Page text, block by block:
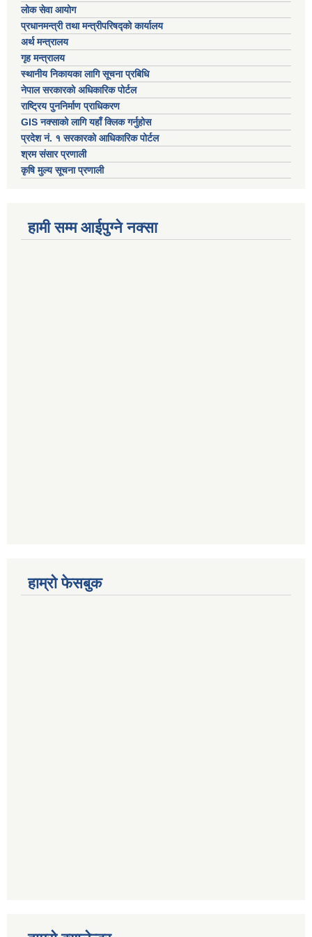
लोक सेवा आयोग
प्रधानमन्त्री तथा मन्त्रीपरिषद्को कार्यालय
अर्थ मन्त्रालय
गृह मन्त्रालय
स्थानीय निकायका लागि सूचना प्रबिधि
नेपाल सरकारको अधिकारिक पोर्टल
राष्ट्रिय पुननिर्माण प्राधिकरण
GIS नक्साको लागि यहाँ क्लिक गर्नुहोस
प्रदेश नं. १ सरकारको आधिकारिक पोर्टल
श्रम संसार प्रणाली
कृषि मुल्य सूचना प्रणाली
हामी सम्म आईपुग्ने नक्सा
हाम्रो फेसबुक